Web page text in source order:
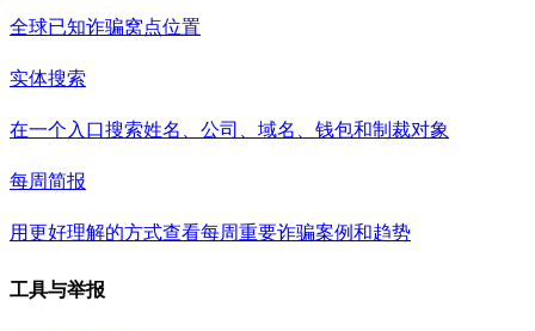
全球已知诈骗窝点位置
实体搜索
在一个入口搜索姓名、公司、域名、钱包和制裁对象
每周简报
用更好理解的方式查看每周重要诈骗案例和趋势
工具与举报